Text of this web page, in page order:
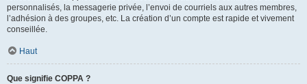
personnalisés, la messagerie privée, l’envoi de courriels aux autres membres,
l’adhésion à des groupes, etc. La création d’un compte est rapide et vivement
conseillée.
Haut
Que signifie COPPA ?